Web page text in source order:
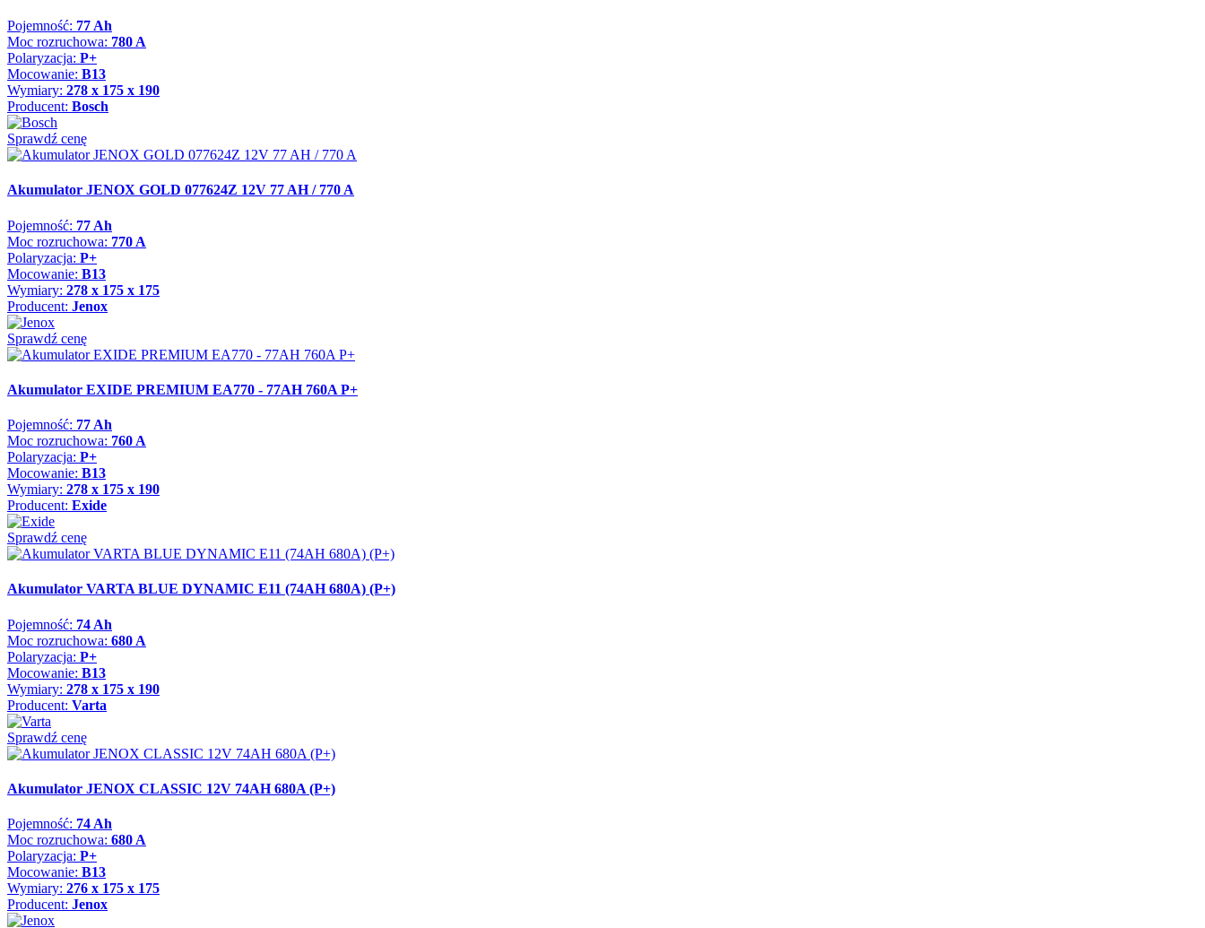
Pojemność: 77 Ah
Moc rozruchowa: 780 A
Polaryzacja: P+
Mocowanie: B13
Wymiary: 278 x 175 x 190
Producent: Bosch
Sprawdź cenę
Akumulator JENOX GOLD 077624Z 12V 77 AH / 770 A
Pojemność: 77 Ah
Moc rozruchowa: 770 A
Polaryzacja: P+
Mocowanie: B13
Wymiary: 278 x 175 x 175
Producent: Jenox
Sprawdź cenę
Akumulator EXIDE PREMIUM EA770 - 77AH 760A P+
Pojemność: 77 Ah
Moc rozruchowa: 760 A
Polaryzacja: P+
Mocowanie: B13
Wymiary: 278 x 175 x 190
Producent: Exide
Sprawdź cenę
Akumulator VARTA BLUE DYNAMIC E11 (74AH 680A) (P+)
Pojemność: 74 Ah
Moc rozruchowa: 680 A
Polaryzacja: P+
Mocowanie: B13
Wymiary: 278 x 175 x 190
Producent: Varta
Sprawdź cenę
Akumulator JENOX CLASSIC 12V 74AH 680A (P+)
Pojemność: 74 Ah
Moc rozruchowa: 680 A
Polaryzacja: P+
Mocowanie: B13
Wymiary: 276 x 175 x 175
Producent: Jenox